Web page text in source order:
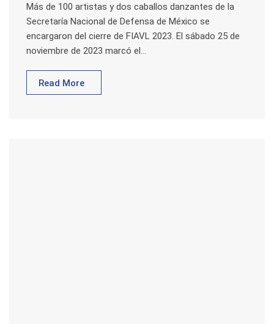
Más de 100 artistas y dos caballos danzantes de la
Secretaría Nacional de Defensa de México se
encargaron del cierre de FIAVL 2023. El sábado 25 de
noviembre de 2023 marcó el…
Read More